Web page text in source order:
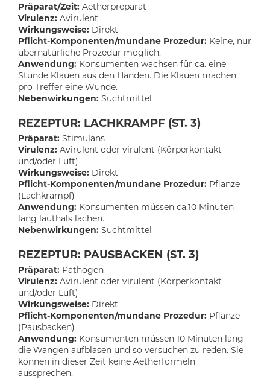
Präparat/Zeit: Aetherpreparat
Virulenz: Avirulent
Wirkungsweise: Direkt
Pflicht-Komponenten/mundane Prozedur: Keine, nur
übernatürliche Prozedur möglich.
Anwendung: Konsumenten wachsen für ca. eine
Stunde Klauen aus den Händen. Die Klauen machen
pro Treffer eine Wunde.
Nebenwirkungen: Suchtmittel
REZEPTUR: LACHKRAMPF (ST. 3)
Präparat: Stimulans
Virulenz: Avirulent oder virulent (Körperkontakt
und/oder Luft)
Wirkungsweise: Direkt
Pflicht-Komponenten/mundane Prozedur: Pflanze
(Lachkrampf)
Anwendung: Konsumenten müssen ca.10 Minuten
lang lauthals lachen.
Nebenwirkungen: Suchtmittel
REZEPTUR: PAUSBACKEN (ST. 3)
Präparat: Pathogen
Virulenz: Avirulent oder virulent (Körperkontakt
und/oder Luft)
Wirkungsweise: Direkt
Pflicht-Komponenten/mundane Prozedur: Pflanze
(Pausbacken)
Anwendung: Konsumenten müssen 10 Minuten lang
die Wangen aufblasen und so versuchen zu reden. Sie
können in dieser Zeit keine Aetherformeln
aussprechen.